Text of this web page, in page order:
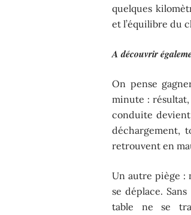
quelques
et l’équilibre du
A découvrir
On pense
minute :
conduite
déchargement,
retrouvent en
Un autre piège :
se déplace.
table ne se